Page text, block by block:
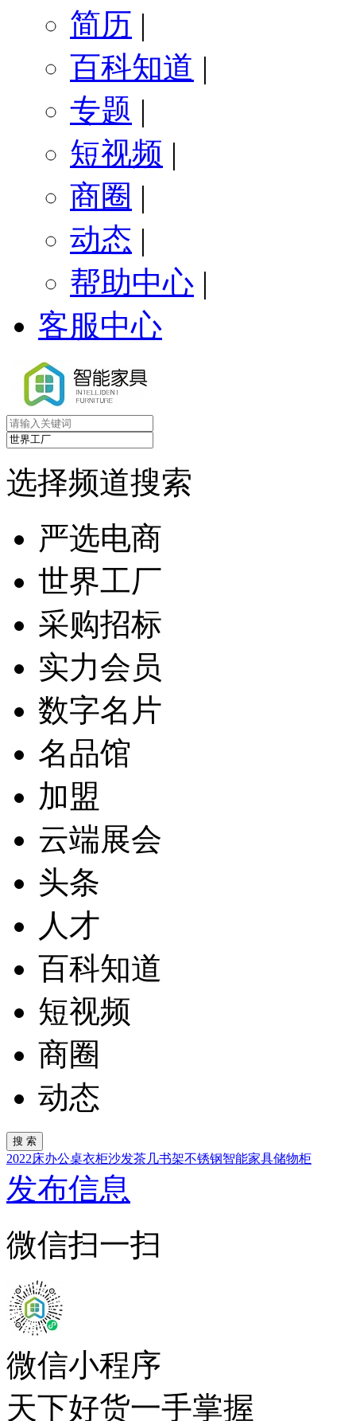
简历 |
百科知道 |
专题 |
短视频 |
商圈 |
动态 |
帮助中心 |
客服中心
选择频道搜索
严选电商
世界工厂
采购招标
实力会员
数字名片
名品馆
加盟
云端展会
头条
人才
百科知道
短视频
商圈
动态
2022床办公桌衣柜沙发茶几书架不锈钢智能家具储物柜
发布信息
微信扫一扫
微信小程序
天下好货一手掌握